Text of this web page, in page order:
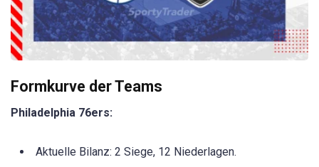
Formkurve der Teams
Philadelphia 76ers:
Aktuelle Bilanz: 2 Siege, 12 Niederlagen.